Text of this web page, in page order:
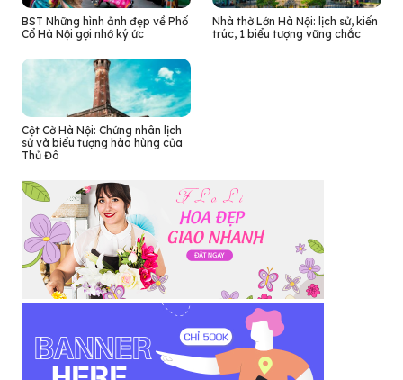
BST Những hình ảnh đẹp về Phố
Cổ Hà Nội gợi nhớ ký ức
Nhà thờ Lớn Hà Nội: lịch sử, kiến
trúc, 1 biểu tượng vững chắc
Cột Cờ Hà Nội: Chứng nhân lịch
sử và biểu tượng hào hùng của
Thủ Đô